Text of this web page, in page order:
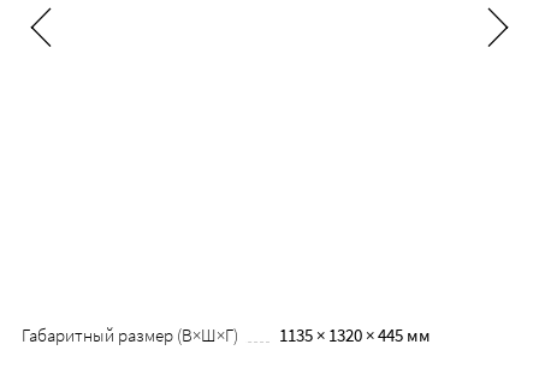
Габаритный размер (В×Ш×Г) 1135 × 1320 × 445 мм